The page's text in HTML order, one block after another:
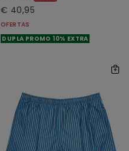
€ 40,95
OFERTAS
DUPLA PROMO 10% EXTRA